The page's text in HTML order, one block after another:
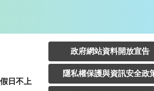
日不上
政府網站資料開放宣告
隱私權保護與資訊安全政